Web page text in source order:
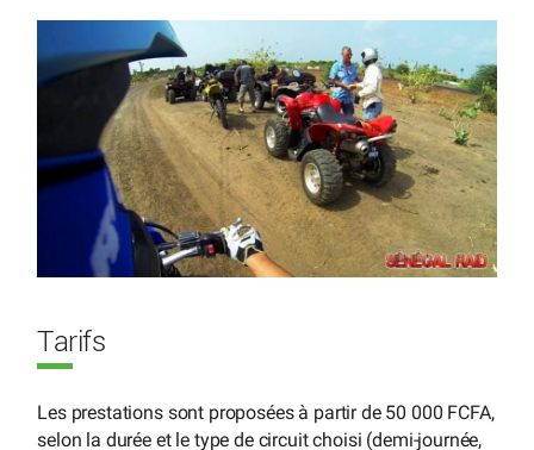
Tarifs
Les prestations sont proposées à partir de 50 000 FCFA,
selon la durée et le type de circuit choisi (demi-journée,